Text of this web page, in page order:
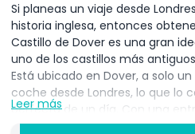
Si planeas un viaje desde
historia inglesa, entonces
Castillo de Dover es una gran
uno de los castillos más
Está ubicado en Dover, a solo
coche desde Londres, lo que lo
perfecta de un día. Con una
Dover desde Londres, puedes
Leer más